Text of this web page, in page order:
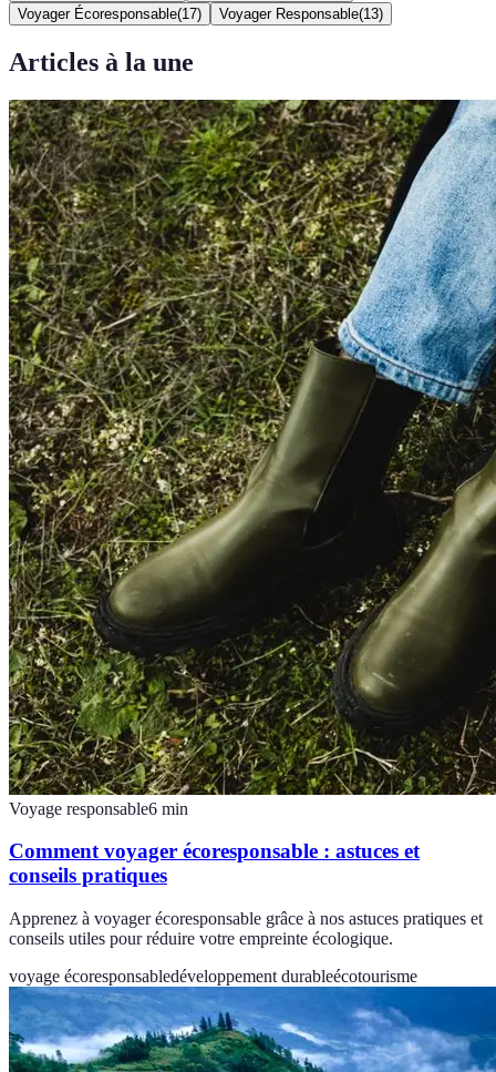
Voyager Écoresponsable(17) Voyager Responsable(13)
Articles à la une
Voyage responsable6 min
Comment voyager écoresponsable : astuces et
conseils pratiques
Apprenez à voyager écoresponsable grâce à nos astuces pratiques et
conseils utiles pour réduire votre empreinte écologique.
voyage écoresponsabledéveloppement durableécotourisme